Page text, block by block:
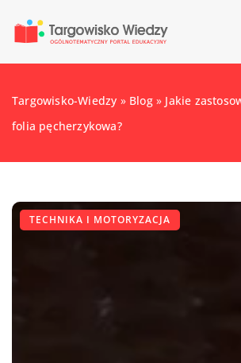
Targowisko-Wiedzy » Blog» Jakie
folia pęcherzykowa?
TECHNIKA I MOTORYZACJA